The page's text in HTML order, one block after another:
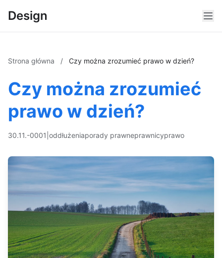
Design
Strona główna / Czy można zrozumieć prawo w dzień?
Czy można zrozumieć
prawo w dzień?
30.11.-0001 oddłużeniaporady prawneprawnicyprawo